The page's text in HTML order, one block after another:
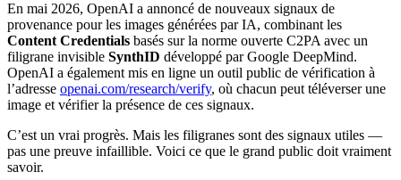
En mai 2026, OpenAI a annoncé de nouveaux signaux de
provenance pour les images générées par IA, combinant les
Content Credentials basés sur la norme ouverte C2PA avec un
filigrane invisible SynthID développé par Google DeepMind.
OpenAI a également mis en ligne un outil public de vérification à
l’adresse openai.com/research/verify, où chacun peut téléverser une
image et vérifier la présence de ces signaux.
C’est un vrai progrès. Mais les filigranes sont des signaux utiles —
pas une preuve infaillible. Voici ce que le grand public doit vraiment
savoir.